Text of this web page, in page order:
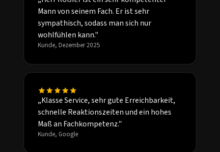
Mann von seinem Fach. Er ist sehr
sympathisch, sodass man sich nur
wohlfühlen kann."
Kunde, Dezember 2025
„Klasse Service, sehr gute Erreichbarkeit,
schnelle Reaktionszeiten und ein hohes
Maß an Fachkompetenz."
Kunde, Google